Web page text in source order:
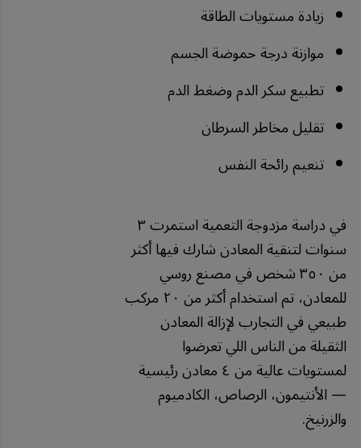
زيادة مستويات الطاقة
موازنة درجة حموضة الجسم
تطبيع سكر الدم وضغط الدم
تقليل مخاطر السرطان
تنعيم رائحة النفس
في دراسة مزدوجة التعمية استمرت ٣
سنوات لتنقية المعادن شارك فيها أكثر
من ٣٥٠ شخص في مصنع روسي
للمعادن، تم استخدام أكثر من ٢٠ مركب
طبيعي في التجارب لإزالة المعادن
الثقيلة من الناس اللي تعرضوا
لمستويات عالية من ٤ معادن رئيسية
— الأنتيمون، الرصاص، الكادميوم
والزرنيخ.